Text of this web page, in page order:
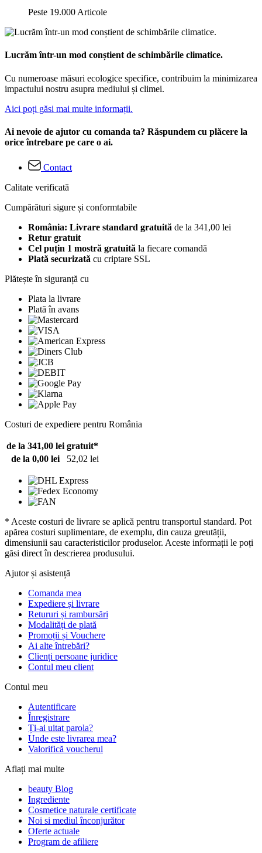
Peste 19.000 Articole
Lucrăm într-un mod conștient de schimbările climatice.
Cu numeroase măsuri ecologice specifice, contribuim la minimizarea
impactului nostru asupra mediului și climei.
Aici poți găsi mai multe informații.
Ai nevoie de ajutor cu comanda ta? Răspundem cu plăcere la
orice întrebare pe care o ai.
Contact
Calitate verificată
Cumpărături sigure și conformtabile
România: Livrare standard gratuită de la 341,00 lei
Retur gratuit
Cel puțin 1 mostră gratuită la fiecare comandă
Plată securizată cu criptare SSL
Plătește în siguranță cu
Plata la livrare
Plată în avans
Costuri de expediere pentru România
de la 341,00 lei gratuit*
de la 0,00 lei
52,02 lei
* Aceste costuri de livrare se aplică pentru transportul standard. Pot
apărea costuri suplimentare, de exemplu, din cauza greutății,
dimensiunii sau caracteristicilor produselor. Aceste informații le poți
găsi direct în descrierea produsului.
Ajutor și asistență
Comanda mea
Expediere și livrare
Retururi și rambursări
Modalități de plată
Promoții și Vouchere
Ai alte întrebări?
Clienți persoane juridice
Contul meu client
Contul meu
Autentificare
Înregistrare
Ți-ai uitat parola?
Unde este livrarea mea?
Valorifică voucherul
Aflați mai multe
beauty Blog
Ingrediente
Cosmetice naturale certificate
Noi si mediul înconjurător
Oferte actuale
Program de afiliere